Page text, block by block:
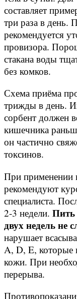
составляет
три раза в день.
рекомендуется
провизора.
стакана воды
без комков.
Схема приёма
трижды в день.
сорбент должен
кишечника
он частично
токсинов.
При применении
рекомендуют
специалиста.
2-3 недели. Пить
двух недель не
нарушает
A, D, E, которые
кожи. При
перерыва.